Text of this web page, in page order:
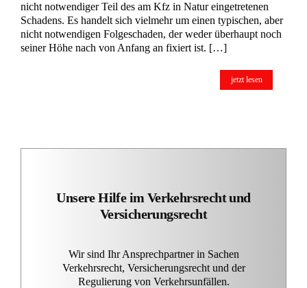
nicht notwendiger Teil des am Kfz in Natur eingetretenen
Schadens. Es handelt sich vielmehr um einen typischen, aber
nicht notwendigen Folgeschaden, der weder überhaupt noch
seiner Höhe nach von Anfang an fixiert ist. […]
jetzt lesen
Unsere Hilfe im Verkehrsrecht und
Versicherungsrecht
Wir sind Ihr Ansprechpartner in Sachen
Verkehrsrecht, Versicherungsrecht und der
Regulierung von Verkehrsunfällen.